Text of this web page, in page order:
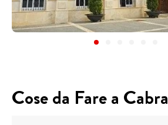
Cose da Fare a Cabra